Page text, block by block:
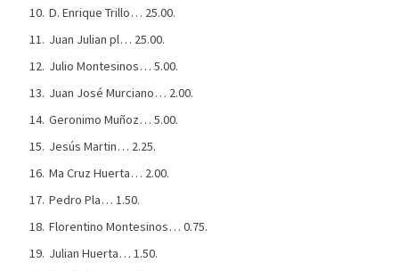
D. Enrique Trillo… 25.00.
Juan Julian pl… 25.00.
Julio Montesinos… 5.00.
Juan José Murciano… 2.00.
Geronimo Muñoz… 5.00.
Jesús Martin… 2.25.
Ma Cruz Huerta… 2.00.
Pedro Pla… 1.50.
Florentino Montesinos… 0.75.
Julian Huerta… 1.50.